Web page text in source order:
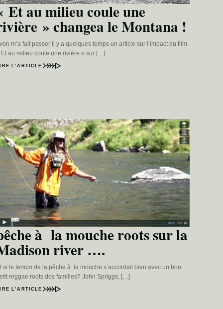
Et au milieu coule une
» changea le Montana !
m’a fait passer il y a quelques temps un article sur l’impact du film
Et au milieu coule une rivière » sur […]
L’ARTICLE
à la mouche roots sur la
river ….
si le tempo de la pêche à la mouche s’accordait bien avec un bon
reggae roots des familles? John Spriggs, […]
L’ARTICLE